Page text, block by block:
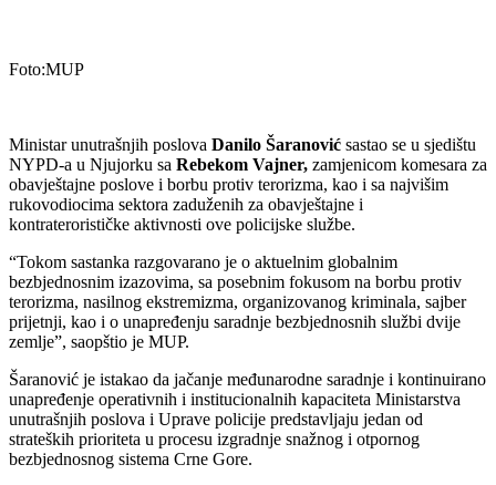
Foto:MUP
Ministar unutrašnjih poslova Danilo Šaranović sastao se u sjedištu
NYPD-a u Njujorku sa Rebekom Vajner, zamjenicom komesara za
obavještajne poslove i borbu protiv terorizma, kao i sa najvišim
rukovodiocima sektora zaduženih za obavještajne i
kontraterorističke aktivnosti ove policijske službe.
“Tokom sastanka razgovarano je o aktuelnim globalnim
bezbjednosnim izazovima, sa posebnim fokusom na borbu protiv
terorizma, nasilnog ekstremizma, organizovanog kriminala, sajber
prijetnji, kao i o unapređenju saradnje bezbjednosnih službi dvije
zemlje”, saopštio je MUP.
Šaranović je istakao da jačanje međunarodne saradnje i kontinuirano
unapređenje operativnih i institucionalnih kapaciteta Ministarstva
unutrašnjih poslova i Uprave policije predstavljaju jedan od
strateških prioriteta u procesu izgradnje snažnog i otpornog
bezbjednosnog sistema Crne Gore.